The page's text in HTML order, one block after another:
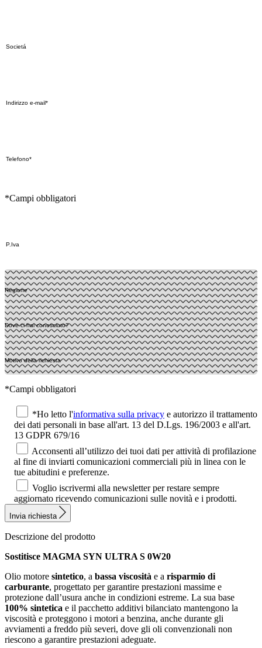
*Campi obbligatori
*Campi obbligatori
*Ho letto l'informativa sulla privacy e autorizzo il trattamento
dei dati personali in base all'art. 13 del D.Lgs. 196/2003 e all'art.
13 GDPR 679/16
Acconsenti all’utilizzo dei tuoi dati per attività di profilazione
al fine di inviarti comunicazioni commerciali più in linea con le
tue abitudini e preferenze.
Voglio iscrivermi alla newsletter per restare sempre
aggiornato ricevendo comunicazioni sulle novità e i prodotti.
Invia richiesta
Descrizione del prodotto
Sostitisce MAGMA SYN ULTRA S 0W20
Olio motore sintetico, a bassa viscosità e a risparmio di
carburante, progettato per garantire prestazioni massime e
protezione dall’usura anche in condizioni estreme. La sua base
100% sintetica e il pacchetto additivi bilanciato mantengono la
viscosità e proteggono i motori a benzina, anche durante gli
avviamenti a freddo più severi, dove gli oli convenzionali non
riescono a garantire prestazioni adeguate.